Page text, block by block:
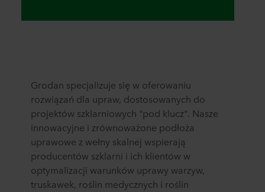
Grodan specjalizuje się w oferowaniu
rozwiązań dla upraw, dostosowanych do
projektów szklarniowych "pod klucz". Nasze
innowacyjne i zrównoważone podłoża
uprawowe z wełny skalnej wspierają
producentów szklarni i ich klientów w
optymalizacji warunków uprawy warzyw,
truskawek, roślin medycznych i roślin